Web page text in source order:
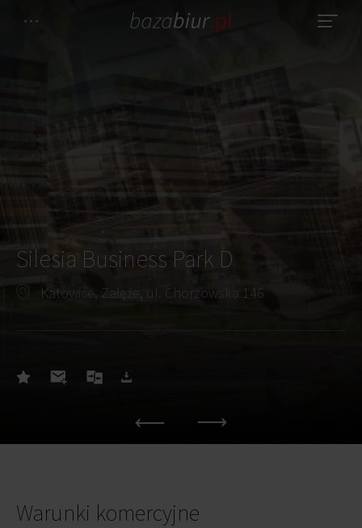
Silesia Business Park D
Katowice, Załęże, ul. Chorzowska 146
Warunki komercyjne